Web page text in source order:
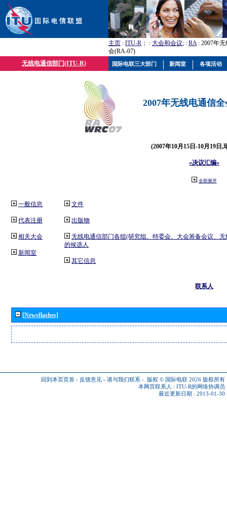
主页 : ITU-R ； : 大会和会议; : RA: 2007年
会(RA-07)
无线电通信部门(ITU-R)
2007年无线电通信
(2007年10月15日-10月19日,
«决议汇编»
全部展开
一般信息
代表注册
相关大会
新闻室
文件
出版物
无线电通信部门各组(研究组、特委会、大会筹备会议、
的候选人
其它信息
联系人
[Newsflashes]
回到本页页首 - 反馈意见 - 请与我们联系 - 版权 © 国际电联 2026 版权所有
本网页联系人 : ITU-R的网络协调员
最近更新日期 : 2013-01-30
国际电联三大部门 新闻室 各项活动